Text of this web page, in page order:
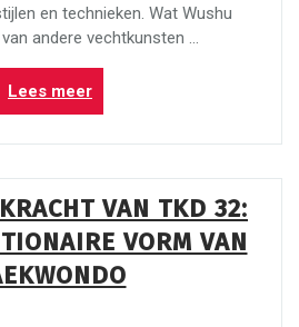
en technieken. Wat Wushu
andere vechtkunsten …
Lees meer“Ontdek
de
Pracht
van
Wushu’s
Traditionele
Vechtkunst”
VAN TKD 32:
VORM VAN